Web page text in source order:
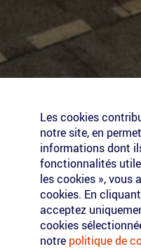
Les cookies
notre site, en
informations dont
fonctionnalités
les cookies », vous
cookies. En
acceptez
cookies
notre politique de